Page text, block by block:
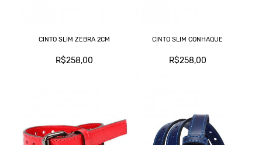
CINTO SLIM ZEBRA 2CM
R$258,00
CINTO SLIM CONHAQUE
R$258,00